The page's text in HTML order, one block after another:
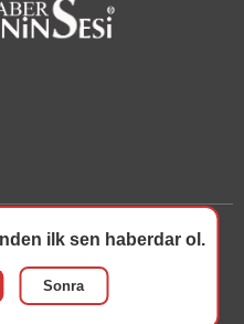
abone olarak, tarafınıza
e-postaların
Hakları Saklıdır.
ilk sen haberdar ol.
Sonra